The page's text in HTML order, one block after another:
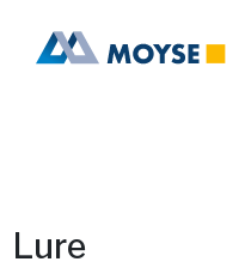
Lure